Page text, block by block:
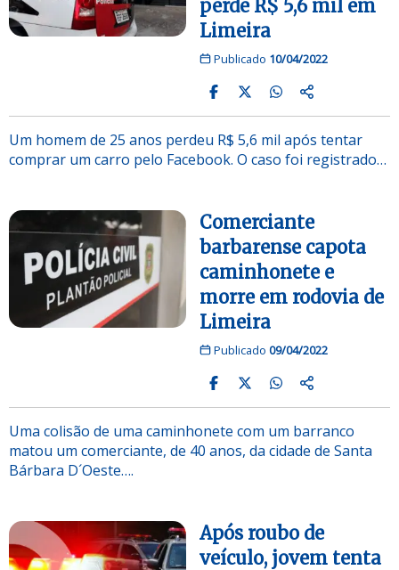
perde R$ 5,6 mil em
Limeira
Publicado 10/04/2022
Um homem de 25 anos perdeu R$ 5,6 mil após tentar
comprar um carro pelo Facebook. O caso foi registrado…
Comerciante
barbarense capota
caminhonete e
morre em rodovia de
Limeira
Publicado 09/04/2022
Uma colisão de uma caminhonete com um barranco
matou um comerciante, de 40 anos, da cidade de Santa
Bárbara D´Oeste….
Após roubo de
veículo, jovem tenta